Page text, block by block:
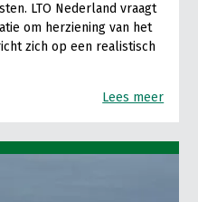
LTO Nederland vraagt
om herziening van het
zich op een realistisch
Lees meer